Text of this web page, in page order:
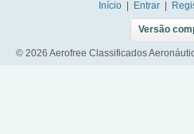
Início Entrar
Versão
© 2026 Aerofree Classificados